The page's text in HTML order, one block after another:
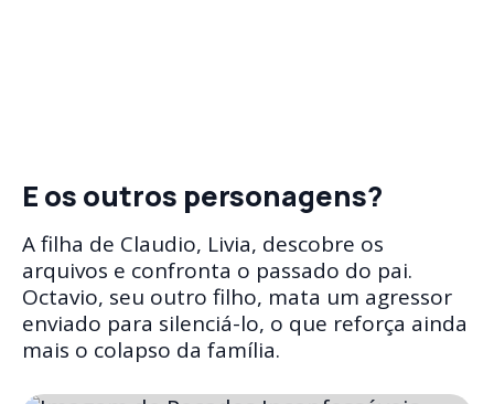
E os outros personagens?
A filha de Claudio, Livia, descobre os
arquivos e confronta o passado do pai.
Octavio, seu outro filho, mata um agressor
enviado para silenciá-lo, o que reforça ainda
mais o colapso da família.